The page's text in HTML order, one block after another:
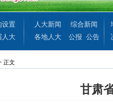
设置
人大
人大新闻
综合新闻
各地人大
公报 公告
正文
甘肃